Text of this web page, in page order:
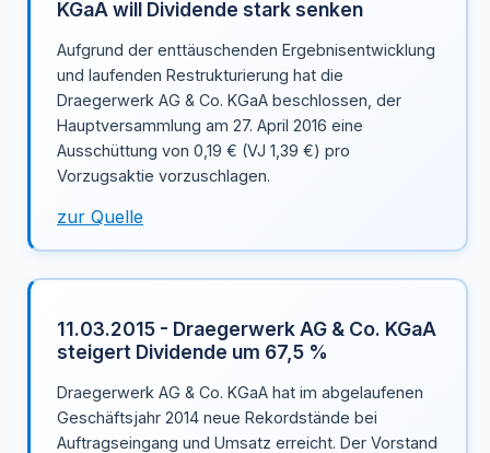
KGaA will Dividende stark senken
Aufgrund der enttäuschenden Ergebnisentwicklung
und laufenden Restrukturierung hat die
Draegerwerk AG & Co. KGaA beschlossen, der
Hauptversammlung am 27. April 2016 eine
Ausschüttung von 0,19 € (VJ 1,39 €) pro
Vorzugsaktie vorzuschlagen.
zur Quelle
11.03.2015 - Draegerwerk AG & Co. KGaA
steigert Dividende um 67,5 %
Draegerwerk AG & Co. KGaA hat im abgelaufenen
Geschäftsjahr 2014 neue Rekordstände bei
Auftragseingang und Umsatz erreicht. Der Vorstand